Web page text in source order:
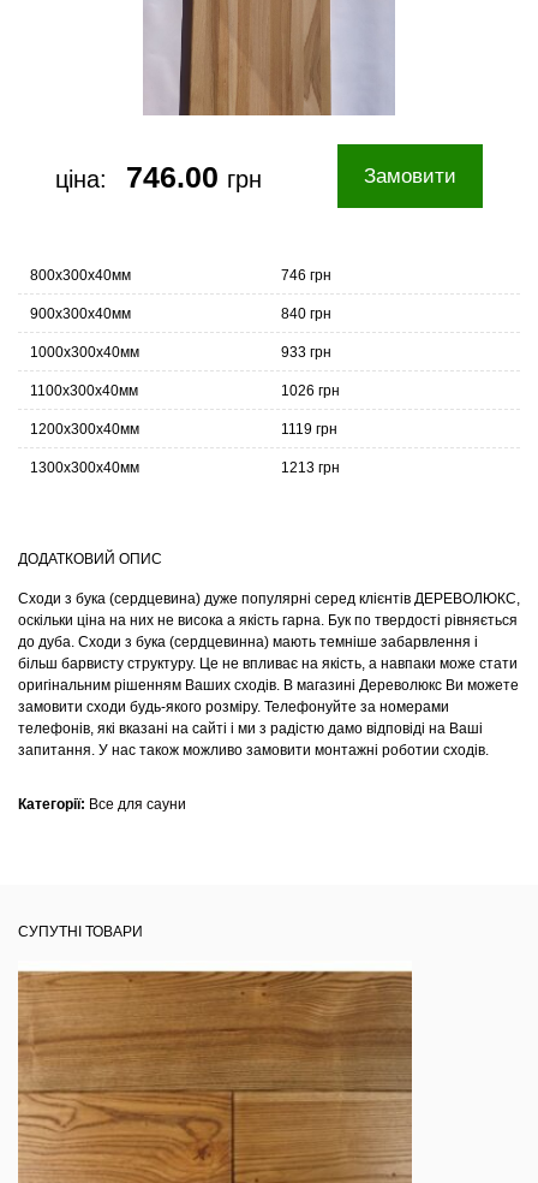
ціна: 746.00 грн Замовити
800х300х40мм 746 грн
900х300х40мм 840 грн
1000х300х40мм 933 грн
1100х300х40мм 1026 грн
1200х300х40мм 1119 грн
1300х300х40мм 1213 грн
ДОДАТКОВИЙ ОПИС
Сходи з бука (сердцевина) дуже популярні серед клієнтів ДЕРЕВОЛЮКС,
оскільки ціна на них не висока а якість гарна. Бук по твердості рівняється
до дуба. Сходи з бука (сердцевинна) мають темніше забарвлення і
більш барвисту структуру. Це не впливає на якість, а навпаки може стати
оригінальним рішенням Ваших сходів. В магазині Дереволюкс Ви можете
замовити сходи будь-якого розміру. Телефонуйте за номерами
телефонів, які вказані на сайті і ми з радістю дамо відповіді на Ваші
запитання. У нас також можливо замовити монтажні роботии сходів.
Категорії: Все для сауни
СУПУТНІ ТОВАРИ